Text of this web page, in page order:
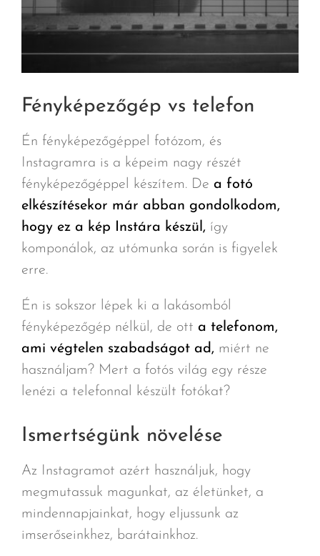
Fényképezőgép vs telefon
Én fényképezőgéppel fotózom, és
Instagramra is a képeim nagy részét
fényképezőgéppel készítem. De a fotó
elkészítésekor már abban gondolkodom,
hogy ez a kép Instára készül,így
komponálok, az utómunka során is figyelek
erre.
Én is sokszor lépek ki a lakásomból
fényképezőgép nélkül, de ott a telefonom,
ami végtelen szabadságot ad,miért ne
használjam? Mert a fotós világ egy része
lenézi a telefonnal készült fotókat?
Ismertségünk növelése
Az Instagramot azért használjuk, hogy
megmutassuk magunkat, az életünket, a
mindennapjainkat, hogy eljussunk az
imserőseinkhez, barátainkhoz.